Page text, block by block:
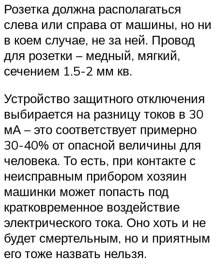
Розетка должна располагаться
слева или справа от машины, но ни
в коем случае, не за ней. Провод
для розетки – медный, мягкий,
сечением 1.5-2 мм кв.
Устройство защитного отключения
выбирается на разницу токов в 30
мА – это соответствует примерно
30-40% от опасной величины для
человека. То есть, при контакте с
неисправным прибором хозяин
машинки может попасть под
кратковременное воздействие
электрического тока. Оно хоть и не
будет смертельным, но и приятным
его тоже назвать нельзя.